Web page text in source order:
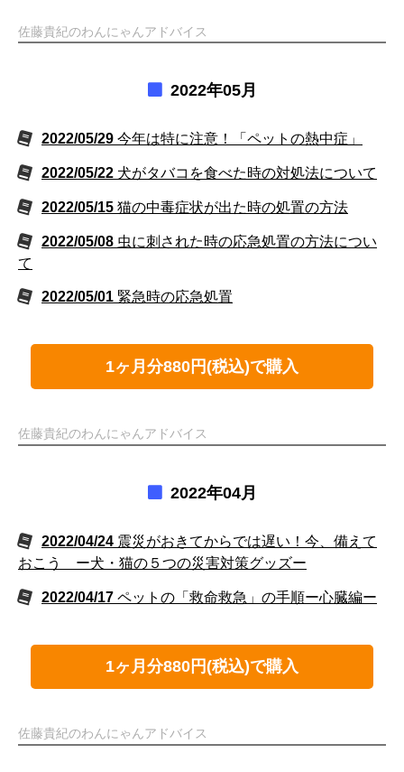
佐藤貴紀のわんにゃんアドバイス
2022年05月
2022/05/29 今年は特に注意！「ペットの熱中症」
2022/05/22 犬がタバコを食べた時の対処法について
2022/05/15 猫の中毒症状が出た時の処置の方法
2022/05/08 虫に刺された時の応急処置の方法につい
て
2022/05/01 緊急時の応急処置
1ヶ月分880円(税込)で購入
佐藤貴紀のわんにゃんアドバイス
2022年04月
2022/04/24 震災がおきてからでは遅い！今、備えて
おこう ー犬・猫の５つの災害対策グッズー
2022/04/17 ペットの「救命救急」の手順ー心臓編ー
1ヶ月分880円(税込)で購入
佐藤貴紀のわんにゃんアドバイス